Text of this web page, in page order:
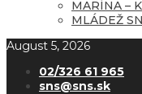
MARÍNA –
MLÁDEŽ
August 5, 2026
02/326 61 965
sns@sns.sk